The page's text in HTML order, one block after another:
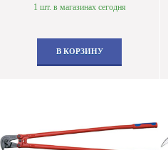
1 шт. в магазинах сегодня
В КОРЗИНУ